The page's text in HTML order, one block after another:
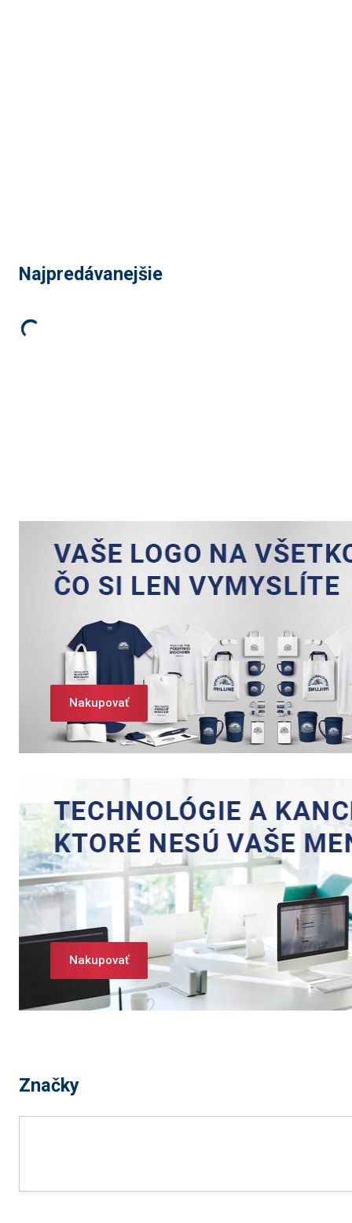
Najpredávanejšie
Nakupovať
Nakupovať
Značky